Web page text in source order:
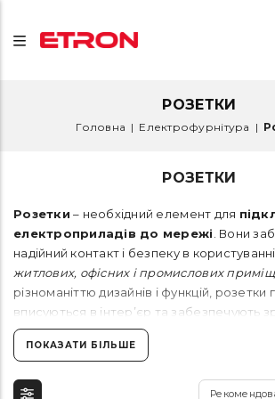
РОЗЕТКИ
Головна | Електрофурнітура |
РОЗЕТКИ
Розетки – необхідний елемент для
електроприладів до мережі . Вони
надійний контакт і безпеку в
житлових, офісних і промислових
різноманіттю дизайнів і функцій, розетки
вписуються в інтер’єр та забезпечують
використання. Обирайте якісні розетки
комфортного підключення техніки!
ПОКАЗАТИ БІЛЬШЕ